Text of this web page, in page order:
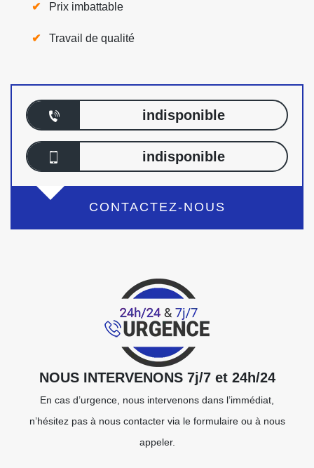
Prix imbattable
Travail de qualité
indisponible
indisponible
CONTACTEZ-NOUS
NOUS INTERVENONS 7j/7 et 24h/24
En cas d’urgence, nous intervenons dans l’immédiat,
n’hésitez pas à nous contacter via le formulaire ou à nous
appeler.